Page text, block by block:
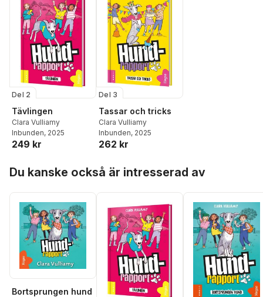
Del 2
Tävlingen
Clara Vulliamy
Inbunden, 2025
249 kr
Del 3
Tassar och tricks
Clara Vulliamy
Inbunden, 2025
262 kr
Du kanske också är intresserad av
Bortsprungen hund